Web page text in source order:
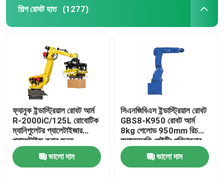
শিল্প রোবট হাত (1277)
ফ্যানুক ইন্ডাস্ট্রিয়াল রোবট আর্ম
R-2000iC/125L রোবোটিক
ম্যানিপুলেটর প্যালেটাইজার
প্যালেটাইজ করার জন্য
ভালো দাম
সিএনজিবিএস ইন্ডাস্ট্রিয়াল রোবট
GBS8-K950 রোবট আর্ম
8kg পেলোড 950mm রিচ
অ্যাসেম্বলি পেইন্টিং পরিচালনার
জন্য
ভালো দাম